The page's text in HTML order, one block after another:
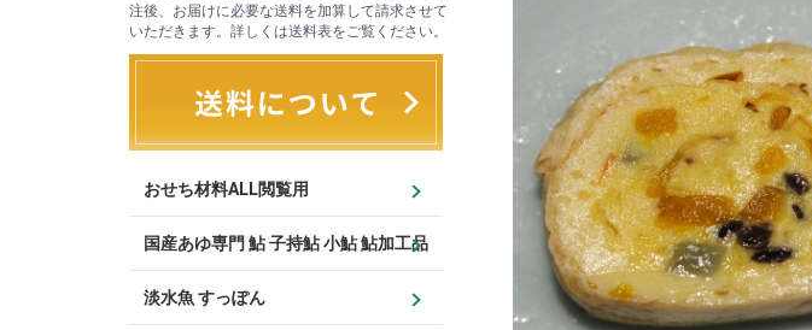
注後、お届けに必要な送料を加算して請求させて
いただきます。詳しくは送料表をご覧ください。
おせち材料ALL閲覧用
国産あゆ専門 鮎 子持鮎 小鮎 鮎加工品
淡水魚 すっぽん